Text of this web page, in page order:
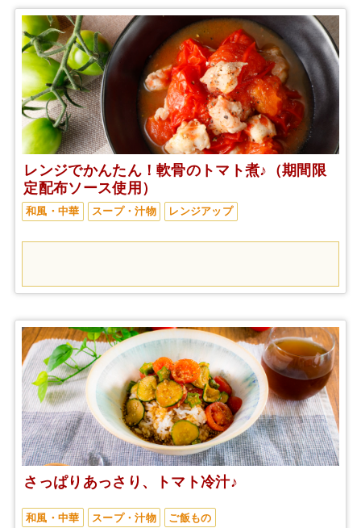
レンジでかんたん！軟骨のトマト煮♪（期間限
定配布ソース使用）
和風・中華 スープ・汁物 レンジアップ
さっぱりあっさり、トマト冷汁♪
和風・中華 スープ・汁物 ご飯もの